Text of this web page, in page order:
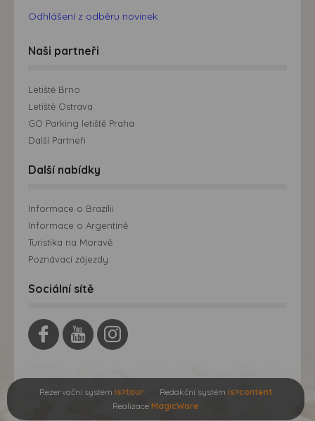
Odhlášení z odběru novinek
Naši partneři
Letiště Brno
Letiště Ostrava
GO Parking letiště Praha
Další Partneři
Další nabídky
Informace o Brazílii
Informace o Argentině
Turistika na Moravě
Poznávací zájezdy
Sociální sítě
Rezervační systém is>tour Redakční systém is>content
Realizace MagicWare